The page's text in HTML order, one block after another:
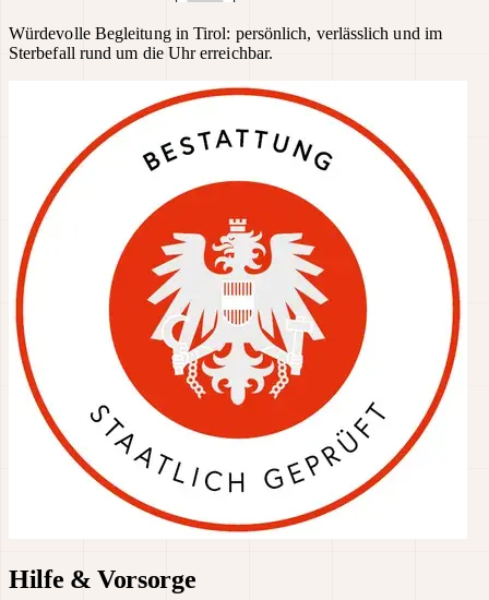
Würdevolle Begleitung in Tirol: persönlich, verlässlich und im
Sterbefall rund um die Uhr erreichbar.
Hilfe & Vorsorge